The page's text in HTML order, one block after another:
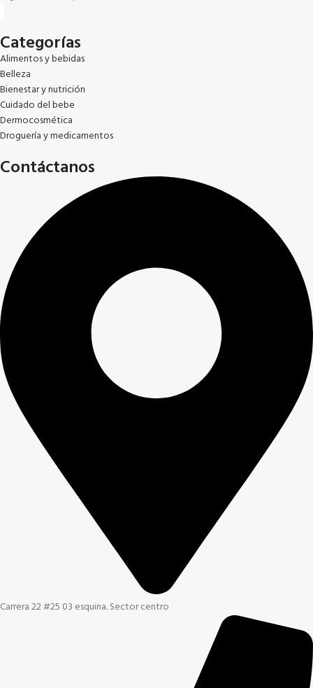
Categorías
Alimentos y bebidas
Belleza
Bienestar y nutrición
Cuidado del bebe
Dermocosmética
Droguería y medicamentos
Contáctanos
Carrera 22 #25 03 esquina. Sector centro